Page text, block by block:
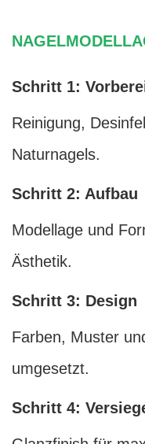
Schritt 1:
Reinigung,
Naturnagels.
Schritt 2: Aufbau
Modellage und
Ästhetik.
Schritt 3: Design
Farben, Muster
umgesetzt.
Schritt 4: